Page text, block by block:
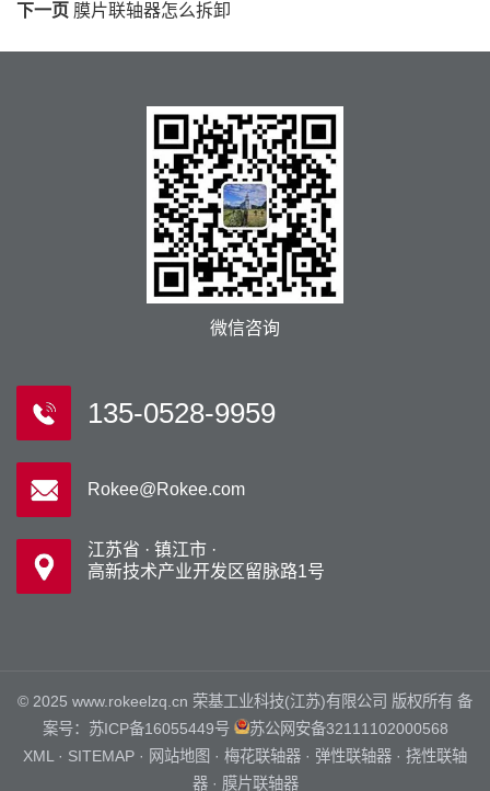
下一页 膜片联轴器怎么拆卸
微信咨询
135-0528-9959
Rokee@Rokee.com
江苏省 · 镇江市 ·
高新技术产业开发区留脉路1号
© 2025 www.rokeelzq.cn 荣基工业科技(江苏)有限公司 版权所有 备
案号： 苏ICP备16055449号
苏公网安备32111102000568
XML · SITEMAP · 网站地图 · 梅花联轴器 · 弹性联轴器 · 挠性联轴
器 · 膜片联轴器